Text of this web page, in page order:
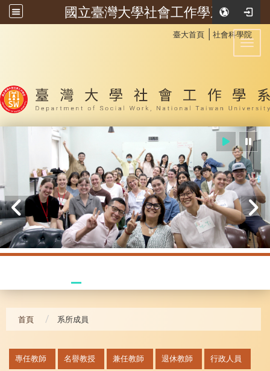
國立臺灣大學社會工作學系
臺大首頁 社會科學院
首頁 系所成員
專任教師 名譽教授 兼任教師 退休教師 行政人員